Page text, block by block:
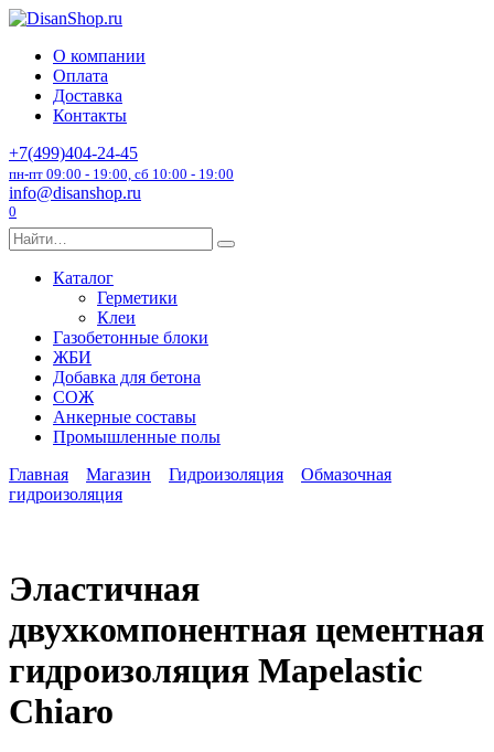
Перейти
содержанию
О компании
Оплата
Доставка
Контакты
+7(499)404-24-45
пн-пт 09:00 - 19:00, сб 10:00 - 19:00
info@disanshop.ru
0
Search
for:
Каталог
Герметики
Клеи
Газобетонные блоки
ЖБИ
Добавка для бетона
СОЖ
Анкерные составы
Промышленные полы
Главная
Магазин Гидроизоляция
Обмазочная
гидроизоляция
Эластичная
двухкомпонентная цементная
гидроизоляция Mapelastic
Chiaro